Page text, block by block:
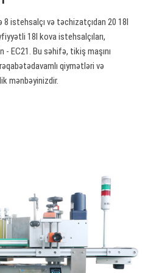
istehsalçı və təchizatçıdan 20 18l
18l kova istehsalçıları,
- EC21. Bu səhifə, tikiş maşını
qiymətləri və
mənbəyinizdir.